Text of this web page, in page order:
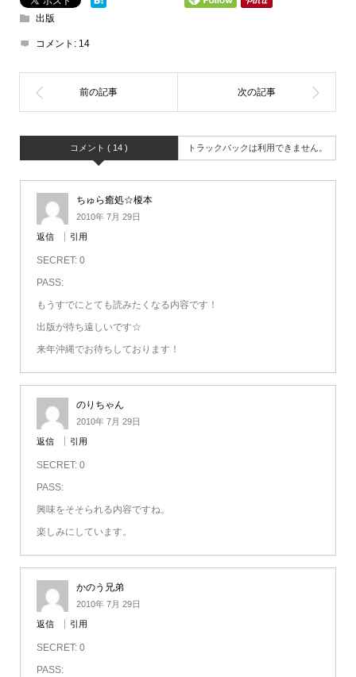
出版
コメント: 14
コメント ( 14 ) トラックバックは利用できません。
ちゅら癒処☆榎本
2010年 7月 29日
返信 引用
SECRET: 0
PASS:
もうすでにとても読みたくなる内容です！
出版が待ち遠しいです☆
来年沖縄でお待ちしております！
のりちゃん
2010年 7月 29日
返信 引用
SECRET: 0
PASS:
興味をそそられる内容ですね。
楽しみにしています。
かのう兄弟
2010年 7月 29日
返信 引用
SECRET: 0
PASS: